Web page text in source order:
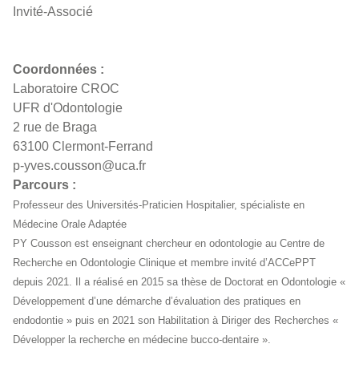
Invité-Associé
Coordonnées :
Laboratoire CROC
UFR d'Odontologie
2 rue de Braga
63100 Clermont-Ferrand
p-yves.cousson@uca.fr
Parcours :
Professeur des Universités-Praticien Hospitalier, spécialiste en
Médecine Orale Adaptée
PY Cousson est enseignant chercheur en odontologie au Centre de
Recherche en Odontologie Clinique et membre invité d’ACCePPT
depuis 2021. Il a réalisé en 2015 sa thèse de Doctorat en Odontologie «
Développement d’une démarche d’évaluation des pratiques en
endodontie » puis en 2021 son Habilitation à Diriger des Recherches «
Développer la recherche en médecine bucco-dentaire ».